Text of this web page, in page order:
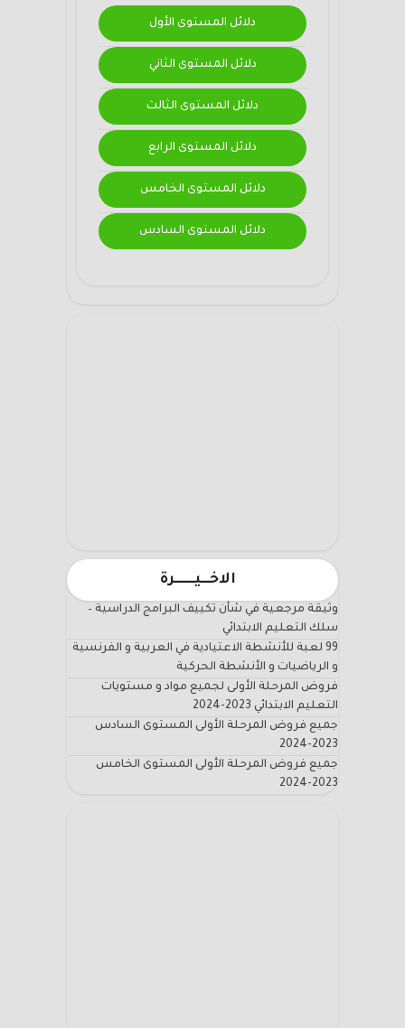
دلائل المستوى الأول
دلائل المستوى الثاني
دلائل المستوى الثالث
دلائل المستوى الرابع
دلائل المستوى الخامس
دلائل المستوى السادس
الاخـــيـــــــرة
وثيقة مرجعية في شأن تكييف البرامج الدراسية –
سلك التعليم الابتدائي
99 لعبة للأنشطة الاعتيادية في العربية و الفرنسية
و الرياضيات و الأنشطة الحركية
فروض المرحلة الأولى لجميع مواد و مستويات
التعليم الابتدائي 2023-2024
جميع فروض المرحلة الأولى المستوى السادس
2023-2024
جميع فروض المرحلة الأولى المستوى الخامس
2023-2024